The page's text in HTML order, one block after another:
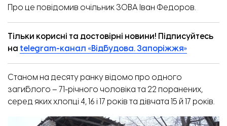
Про це повідомив очільник ЗОВА Іван Федоров.
Тільки корисні та достовірні новини! Підписуйтесь
на telegram-канал «Відбудова. Запоріжжя»
Станом на десяту ранку відомо про одного
загиблого – 71-річного чоловіка та 22 поранених,
серед яких хлопці 4, 16 і 17 років та дівчата 15 й 17 років.